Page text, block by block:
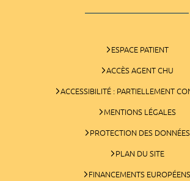
ESPACE PATIENT
ACCÈS AGENT CHU
ACCESSIBILITÉ : PARTIELLEMENT
MENTIONS LÉGALES
PROTECTION DES DONNÉES
PLAN DU SITE
FINANCEMENTS EUROPÉENS